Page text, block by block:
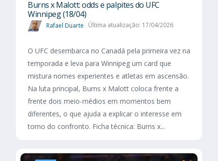
Burns x Malott: odds e palpites do UFC
Winnipeg (18/04)
Rafael Duarte Última atualização: 17/04/2026
O UFC desembarca no Canadá pela primeira vez na
temporada e leva para Winnipeg um card que
mistura nomes experientes e atletas em ascensão.
Na luta principal, Burns x Malott coloca frente a
frente dois meio-médios em momentos bem
diferentes, o que ajuda a explicar o interesse em
torno do confronto. Ficha técnica: Burns x...